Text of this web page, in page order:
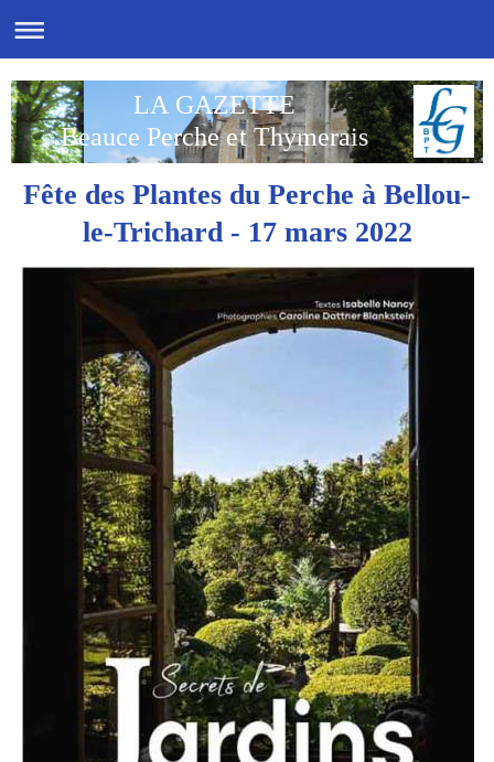
LA GAZETTE
Beauce Perche et Thymerais
Fête des Plantes du Perche à Bellou-
le-Trichard - 17 mars 2022